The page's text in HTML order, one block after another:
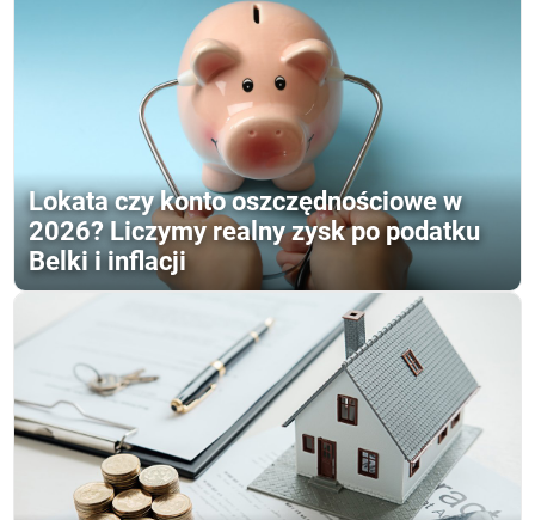
Lokata czy konto oszczędnościowe w
2026? Liczymy realny zysk po podatku
Belki i inflacji